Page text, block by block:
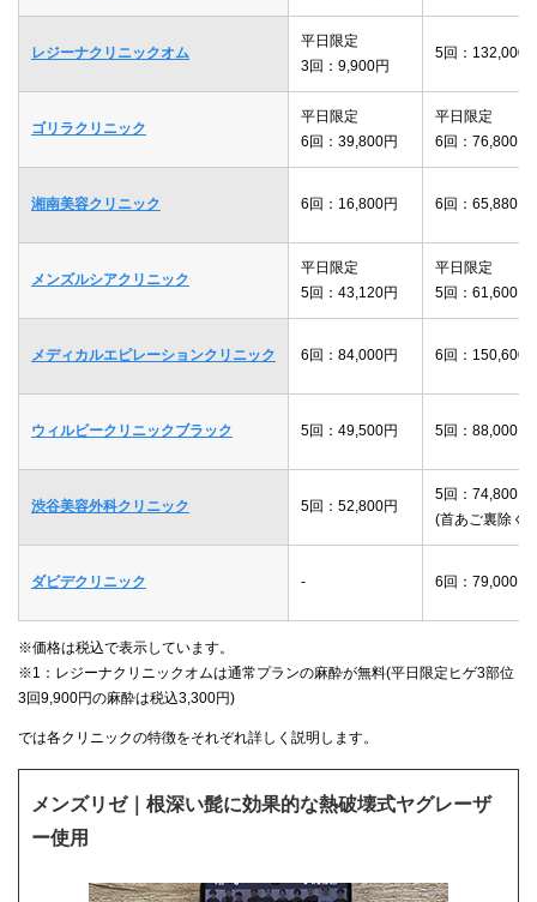
レジーナクリニックオム
平日限定
3回：9,900円
5回：132,000
ゴリラクリニック
平日限定
6回：39,800円
平日限定
6回：76,800円
湘南美容クリニック 6回：16,800円 6回：65,880円
メンズルシアクリニック
平日限定
5回：43,120円
平日限定
5回：61,600円
メディカルエピレーションクリニック 6回：84,000円 6回：150,600
ウィルビークリニックブラック 5回：49,500円 5回：88,000円
渋谷美容外科クリニック 5回：52,800円
5回：74,800円
(首あご裏除く)
ダビデクリニック - 6回：79,000円
※価格は税込で表示しています。
※1：レジーナクリニックオムは通常プランの麻酔が無料(平日限定ヒゲ3部位
3回9,900円の麻酔は税込3,300円)
では各クリニックの特徴をそれぞれ詳しく説明します。
メンズリゼ｜根深い髭に効果的な熱破壊式ヤグレーザ
ー使用